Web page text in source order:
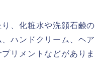
、化粧水や洗顔石鹸の
ハンドクリーム、ヘア
リメントなどがありま